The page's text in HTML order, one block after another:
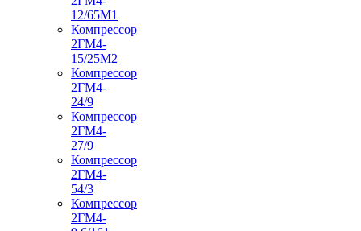
12/65М1
Компрессор
2ГМ4-
15/25М2
Компрессор
2ГМ4-
24/9
Компрессор
2ГМ4-
27/9
Компрессор
2ГМ4-
54/3
Компрессор
2ГМ4-